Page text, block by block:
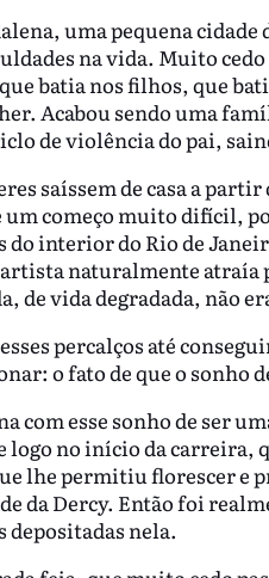
uma pequena
na vida. Muito
batia nos filhos, que
Acabou sendo uma
de violência do pai,
saíssem de casa a
um começo muito difícil,
do interior do Rio de
naturalmente atraía
de vida degradada, não
percalços até
o fato de que o sonho
com esse sonho de ser
no início da carreira,
lhe permitiu florescer e
da Dercy. Então foi
depositadas nela.